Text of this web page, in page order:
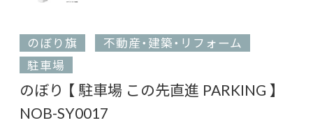
のぼり旗
不動産・建築・リフォーム
駐車場
のぼり 【 駐車場 この先直進 PARKING 】
NOB-SY0017